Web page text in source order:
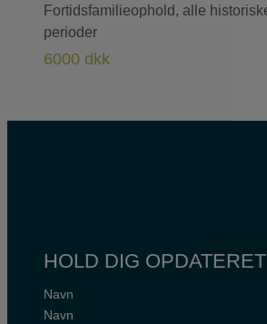
Fortidsfamilieophold, alle
perioder
6000 dkk
HOLD DIG OPDATERET
Navn